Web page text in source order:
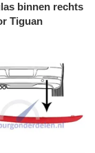
binnen rechts
Tiguan